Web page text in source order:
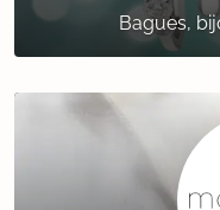
Bagues,